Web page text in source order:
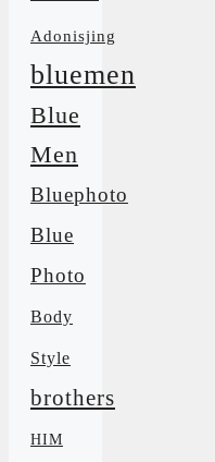
Adonisjing
bluemen
Blue
Men
Bluephoto
Blue
Photo
Body
Style
brothers
HIM